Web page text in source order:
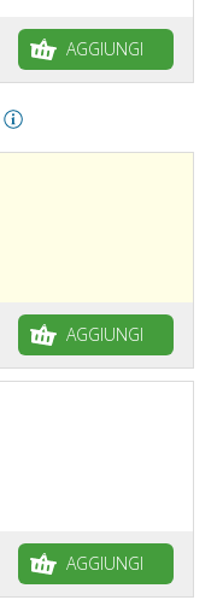
AGGIUNGI
AGGIUNGI
AGGIUNGI